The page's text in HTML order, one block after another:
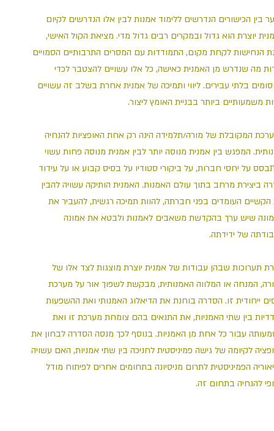
בין הכישורים הנדרשים ללימוד אמנות לבין אלו הנדרשים לקיום
יוצרת הוא גדול ובמקרים רבים גדול מדי. מציאת הקול האישי,
הנחישות לקחת מקום, התמודדות עם המסרים התרבותיים הסמויים
מה שנדרש מן האמנית כאישה, כל אלו עשויים להצטבר לכדי
בלתי עבירים. ליווי ותמיכה של אמנית אחרת בשלב זה עשויים
משמעותיים ביותר בבניית האומץ ליצור.
המקובלת של מורה/תלמידה הינה רק אחת האופציות להנחיה
המפגש בין אמנית מנוסה יותר לבין אמנית מנוסה פחות עשוי
על יחסי חברות, על ביקורי סטודיו על בסיס קבוע או על עידוד
ביצירת מרחב בתוך עולם האמנות. האמנית הותיקה עשויה להבין
העומדים בפני חברתה, להוות תמיכה רגשית, להעביר את
שיש ערך בהקדשת משאבים לאמנות ולבטא את אמונה
של ידידתה.
תערוכות שבהן עבודות של אמנית יוצרת מוצגות לצד אלו של
המנחה או המלווה האמנותית, מבקשת לשפוך אור על מערכת
ייחודית זו. הסדרה בוחנת את הדיאלוג האמנותי ואת ההשפעות
בין שתי האמניות, את התנאים בהם צומחת מערכת זו ואת
עבור כל אחת מן האמניות. בנוסף לכך מנסה הסדרה לבחון את
לקיומה של גישה פמיניסטית לחניכה בין שתי אמניות, האם עשויה
הפמיניסטית לתרום מניסיונה בתחומים אחרים לפיתוח מודל
להנחיה בתחום זה.